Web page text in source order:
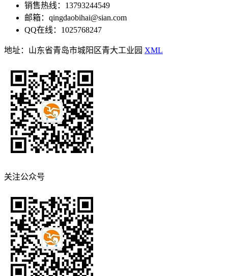
销售热线：13793244549
邮箱：qingdaobihai@sian.com
QQ在线：1025768247
地址：山东省青岛市城阳区青大工业园 XML
关注公众号